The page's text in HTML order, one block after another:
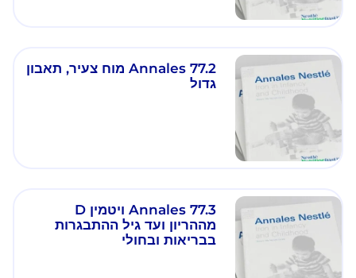
Annales 77.2 מוח צעיר, תאבון
גדול
Annales 77.3 ויטמין D
מההריון ועד גיל ההתבגרות
בבריאות ובחולי